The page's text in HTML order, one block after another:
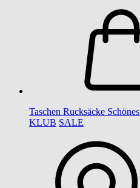
Taschen Rucksäcke Schönes
KLUB SALE